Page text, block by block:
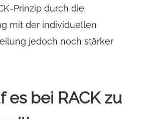
Prinzip durch die
mit der individuellen
jedoch noch stärker
es bei RACK zu